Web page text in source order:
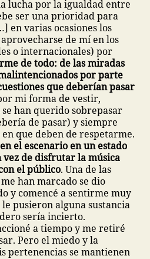
lucha por la igualdad entre
ser una prioridad para
en varias ocasiones los
de mí en los
o internacionales) por
de todo: de las miradas
por parte
que deberían pasar
mi forma de vestir,
se han querido sobrepasar
de pasar) y siempre
que deben de respetarme.
el escenario en un estado
vez de disfrutar la música
el público. Una de las
han marcado se dio
y comencé a sentirme muy
pusieron alguna sustancia
sería incierto.
a tiempo y me retiré
Pero el miedo y la
pertenencias se mantienen